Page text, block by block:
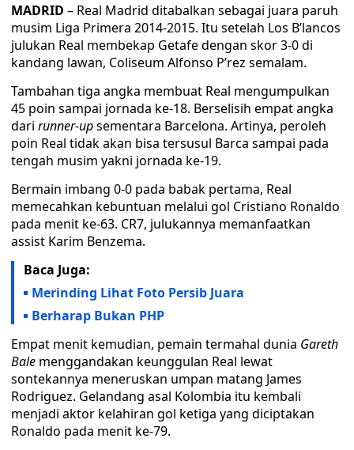
MADRID – Real Madrid ditabalkan sebagai juara paruh
musim Liga Primera 2014-2015. Itu setelah Los B’lancos
julukan Real membekap Getafe dengan skor 3-0 di
kandang lawan, Coliseum Alfonso P’rez semalam.
Tambahan tiga angka membuat Real mengumpulkan
45 poin sampai jornada ke-18. Berselisih empat angka
dari runner-upsementara Barcelona. Artinya, peroleh
poin Real tidak akan bisa tersusul Barca sampai pada
tengah musim yakni jornada ke-19.
Bermain imbang 0-0 pada babak pertama, Real
memecahkan kebuntuan melalui gol Cristiano Ronaldo
pada menit ke-63. CR7, julukannya memanfaatkan
assist Karim Benzema.
Baca Juga:
Merinding Lihat Foto Persib Juara
Berharap Bukan PHP
Empat menit kemudian, pemain termahal dunia Gareth
Bale menggandakan keunggulan Real lewat
sontekannya meneruskan umpan matang James
Rodriguez. Gelandang asal Kolombia itu kembali
menjadi aktor kelahiran gol ketiga yang diciptakan
Ronaldo pada menit ke-79.